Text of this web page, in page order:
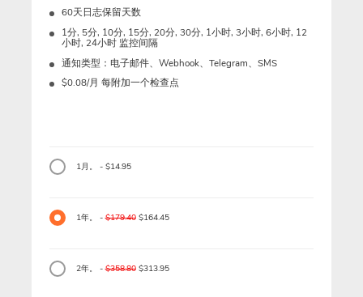
60天日志保留天数
1分, 5分, 10分, 15分, 20分, 30分, 1小时, 3小时, 6小时, 12
小时, 24小时 监控间隔
通知类型：电子邮件、Webhook、Telegram、SMS
$0.08/月 每附加一个检查点
1月。 - $14.95
1年。 -$179.40$164.45
2年。 -$358.80$313.95